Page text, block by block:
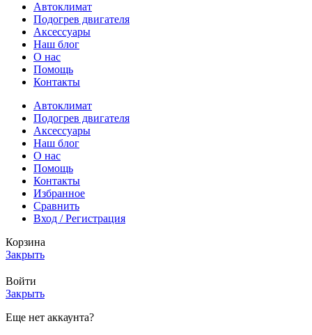
Автоклимат
Подогрев двигателя
Аксессуары
Наш блог
О нас
Помощь
Контакты
Автоклимат
Подогрев двигателя
Аксессуары
Наш блог
О нас
Помощь
Контакты
Избранное
Сравнить
Вход / Регистрация
Корзина
Закрыть
Войти
Закрыть
Еще нет аккаунта?